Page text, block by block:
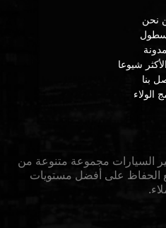
نحن
شيوعا
بنا
الولاء
السيارات مجموعة متنوعة من
الحفاظ على أفضل مستويات